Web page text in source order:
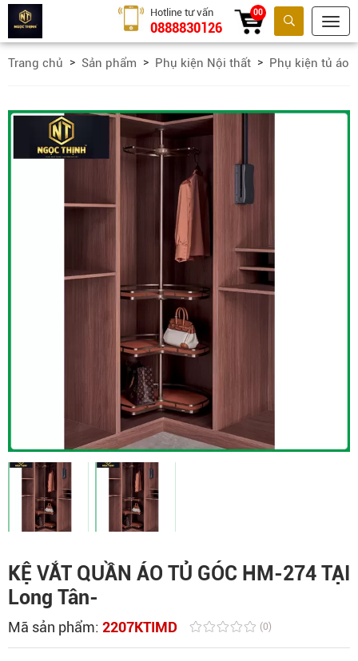
Tìm kiếm
Hotline tư vấn
0888830126
00
Trang chủ Sản phẩm Phụ kiện Nội thất Phụ kiện tủ áo
KỆ VẮT QUẦN ÁO TỦ GÓC HM-274 TẠI
Long Tân-
Mã sản phẩm: 2207KTIMD (0)